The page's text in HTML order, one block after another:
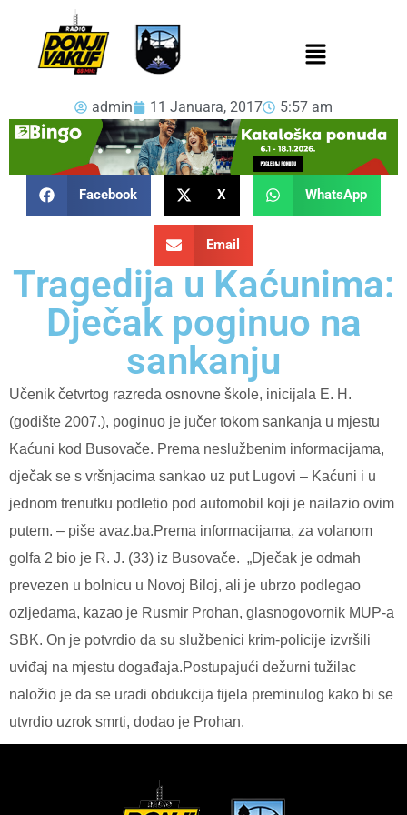
admin 11 Januara, 2017 5:57 am
Facebook X WhatsApp
Email
Tragedija u Kaćunima:
Dječak poginuo na
sankanju
Učenik četvrtog razreda osnovne škole, inicijala E. H.
(godište 2007.), poginuo je jučer tokom sankanja u mjestu
Kaćuni kod Busovače. Prema neslužbenim informacijama,
dječak se s vršnjacima sankao uz put Lugovi – Kaćuni i u
jednom trenutku podletio pod automobil koji je nailazio ovim
putem. – piše avaz.ba.Prema informacijama, za volanom
golfa 2 bio je R. J. (33) iz Busovače. „Dječak je odmah
prevezen u bolnicu u Novoj Biloj, ali je ubrzo podlegao
ozljedama, kazao je Rusmir Prohan, glasnogovornik MUP-a
SBK. On je potvrdio da su službenici krim-policije izvršili
uviđaj na mjestu događaja.Postupajući dežurni tužilac
naložio je da se uradi obdukcija tijela preminulog kako bi se
utvrdio uzrok smrti, dodao je Prohan.